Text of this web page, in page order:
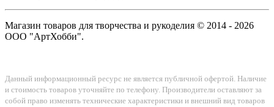
Магазин товаров для творчества и рукоделия © 2014 - 2026
ООО "АртХобби".
Данный информационный ресурс не является публичной офертой. Наличие
и стоимость товаров уточняйте по телефону. Производители оставляют за
собой право изменять технические характеристики и внешний вид товаров